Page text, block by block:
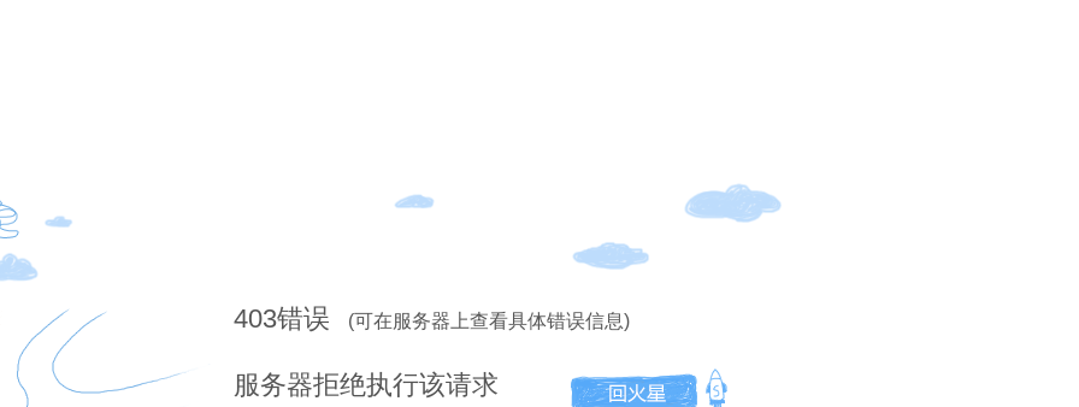
403错误 (可在服务器上查看具体错误信息)
服务器拒绝执行该请求